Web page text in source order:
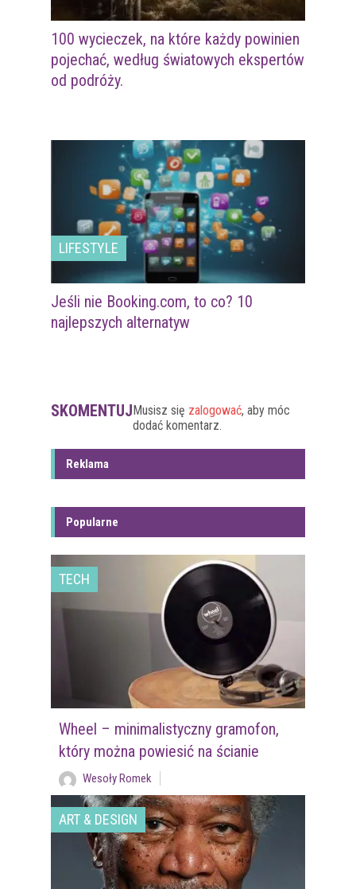
100 wycieczek, na które każdy powinien
pojechać, według światowych ekspertów
od podróży.
LIFESTYLE
Jeśli nie Booking.com, to co? 10
najlepszych alternatyw
SKOMENTUJMusisz się zalogować, aby móc
dodać komentarz.
Reklama
Popularne
TECH
Wheel – minimalistyczny gramofon,
który można powiesić na ścianie
Wesoły Romek
ART & DESIGN